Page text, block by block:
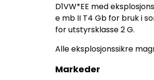
D1VW*EE med
e mb II T4 Gb for bruk i
for utstyrsklasse 2 G.
Alle eksplosjonssikre
Markeder